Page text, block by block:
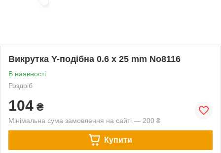
Викрутка Y-подібна 0.6 х 25 mm No8116
В наявності
Роздріб
104 ₴
Мінімальна сума замовлення на сайті — 200 ₴
Купити